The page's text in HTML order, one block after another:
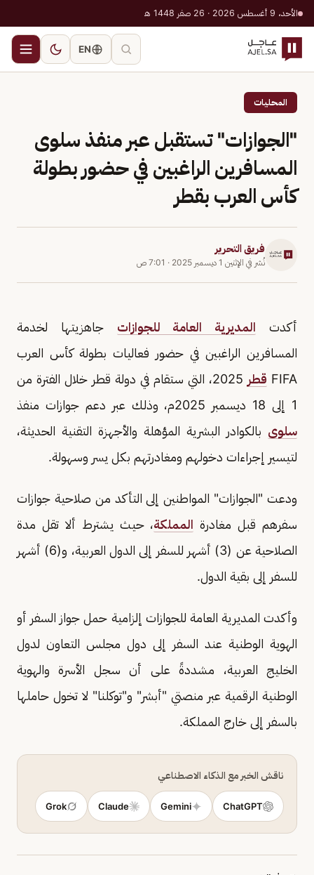
الأحد، 9 أغسطس 2026 · 26 صفر 1448 هـ
EN
المحليات
"الجوازات" تستقبل عبر منفذ سلوى
المسافرين الراغبين في حضور بطولة
كأس العرب بقطر
فريق التحرير
نُشر في الإثنين 1 ديسمبر 2025 · 7:01 ص
أكدت المديرية العامة للجوازات جاهزيتها لخدمة
المسافرين الراغبين في حضور فعاليات بطولة كأس العرب
FIFA قطر
2025، التي ستقام في دولة قطر خلال الفترة من
1 إلى 18 ديسمبر 2025م، وذلك عبر دعم جوازات منفذ
سلوى بالكوادر البشرية المؤهلة والأجهزة التقنية الحديثة،
لتيسير إجراءات دخولهم ومغادرتهم بكل يسر وسهولة.
ودعت "الجوازات" المواطنين إلى التأكد من صلاحية جوازات
سفرهم قبل مغادرة المملكة، حيث يشترط ألا تقل مدة
الصلاحية عن (3) أشهر للسفر إلى الدول العربية، و(6) أشهر
للسفر إلى بقية الدول.
وأكدت المديرية العامة للجوازات إلزامية حمل جواز السفر أو
الهوية الوطنية عند السفر إلى دول مجلس التعاون لدول
الخليج العربية، مشددةً على أن سجل الأسرة والهوية
الوطنية الرقمية عبر منصتي "أبشر" و"توكلنا" لا تخول حاملها
بالسفر إلى خارج المملكة.
ناقش الخبر مع الذكاء الاصطناعي
ChatGPT
Gemini
Claude
Grok